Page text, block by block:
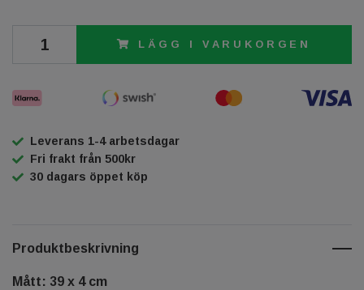
LÄGG I VARUKORGEN
Leverans 1-4 arbetsdagar
Fri frakt från 500kr
30 dagars öppet köp
Produktbeskrivning
Mått: 39 x 4 cm